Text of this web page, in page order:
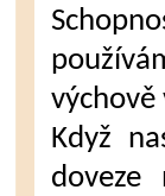
Když